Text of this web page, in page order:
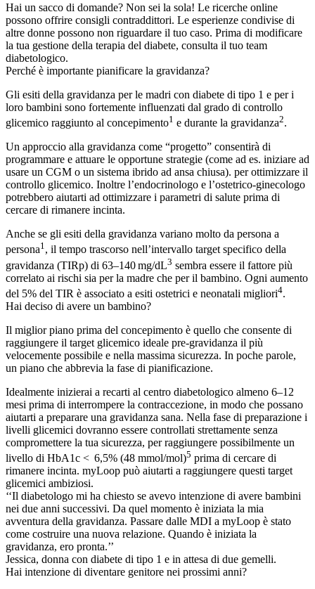
Hai un sacco di domande? Non sei la sola! Le ricerche online
possono offrire consigli contraddittori. Le esperienze condivise di
altre donne possono non riguardare il tuo caso. Prima di modificare
la tua gestione della terapia del diabete, consulta il tuo team
diabetologico.
Perché è importante pianificare la gravidanza?
Gli esiti della gravidanza per le madri con diabete di tipo 1 e per i
loro bambini sono fortemente influenzati dal grado di controllo
glicemico raggiunto al concepimento1 e durante la gravidanza2.
Un approccio alla gravidanza come “progetto” consentirà di
programmare e attuare le opportune strategie (come ad es. iniziare ad
usare un CGM o un sistema ibrido ad ansa chiusa). per ottimizzare il
controllo glicemico. Inoltre l’endocrinologo e l’ostetrico-ginecologo
potrebbero aiutarti ad ottimizzare i parametri di salute prima di
cercare di rimanere incinta.
Anche se gli esiti della gravidanza variano molto da persona a
persona1, il tempo trascorso nell’intervallo target specifico della
gravidanza (TIRp) di 63–140 mg/dL3 sembra essere il fattore più
correlato ai rischi sia per la madre che per il bambino. Ogni aumento
del 5% del TIR è associato a esiti ostetrici e neonatali migliori4.
Hai deciso di avere un bambino?
Il miglior piano prima del concepimento è quello che consente di
raggiungere il target glicemico ideale pre-gravidanza il più
velocemente possibile e nella massima sicurezza. In poche parole,
un piano che abbrevia la fase di pianificazione.
Idealmente inizierai a recarti al centro diabetologico almeno 6–12
mesi prima di interrompere la contraccezione, in modo che possano
aiutarti a preparare una gravidanza sana. Nella fase di preparazione i
livelli glicemici dovranno essere controllati strettamente senza
compromettere la tua sicurezza, per raggiungere possibilmente un
livello di HbA1c < 6,5% (48 mmol/mol)5 prima di cercare di
rimanere incinta. myLoop può aiutarti a raggiungere questi target
glicemici ambiziosi.
‘‘Il diabetologo mi ha chiesto se avevo intenzione di avere bambini
nei due anni successivi. Da quel momento è iniziata la mia
avventura della gravidanza. Passare dalle MDI a myLoop è stato
come costruire una nuova relazione. Quando è iniziata la
gravidanza, ero pronta.’’
Jessica, donna con diabete di tipo 1 e in attesa di due gemelli.
Hai intenzione di diventare genitore nei prossimi anni?